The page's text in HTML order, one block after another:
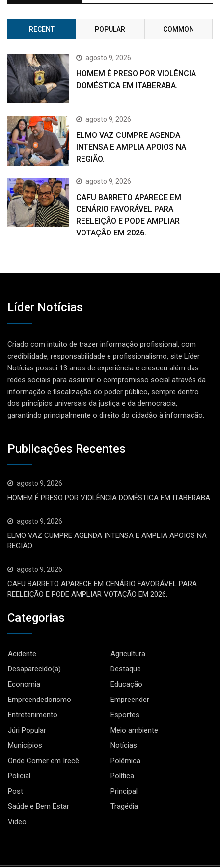
RECENT POPULAR COMMON
agosto 9, 2026
HOMEM É PRESO POR VIOLÊNCIA
DOMÉSTICA EM ITABERABA.
agosto 9, 2026
ELMO VAZ CUMPRE AGENDA
INTENSA E AMPLIA APOIOS NA
REGIÃO.
agosto 9, 2026
CAFU BARRETO APARECE EM
CENÁRIO FAVORÁVEL PARA
REELEIÇÃO E PODE AMPLIAR
VOTAÇÃO EM 2026.
Líder Notícias
Criado com intuito de trazer informação profissional, com
credibilidade, responsabilidade e profissionalismo, site Líder
Notícias possui 13 anos de experiência e cresceu além das
redes sociais para assumir o compromisso social através da
informação e fiscalização do poder público, sempre dentro
dos princípios universais da justiça e da democracia,
garantindo principalmente o direito do cidadão à informação.
Publicações Recentes
agosto 9, 2026
HOMEM É PRESO POR VIOLÊNCIA DOMÉSTICA EM ITABERABA.
agosto 9, 2026
ELMO VAZ CUMPRE AGENDA INTENSA E AMPLIA APOIOS NA
REGIÃO.
agosto 9, 2026
CAFU BARRETO APARECE EM CENÁRIO FAVORÁVEL PARA
REELEIÇÃO E PODE AMPLIAR VOTAÇÃO EM 2026.
Categorias
Acidente
Agricultura
Desaparecido(a)
Destaque
Economia
Educação
Empreendedorismo
Empreender
Entretenimento
Esportes
Júri Popular
Meio ambiente
Municípios
Notícias
Onde Comer em Irecê
Polêmica
Policial
Política
Post
Principal
Saúde e Bem Estar
Tragédia
Video